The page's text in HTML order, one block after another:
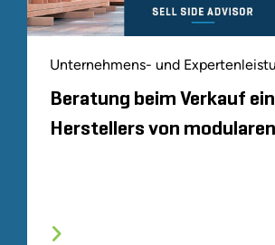
Unternehmens- und
Beratung beim Verkauf
Herstellers von